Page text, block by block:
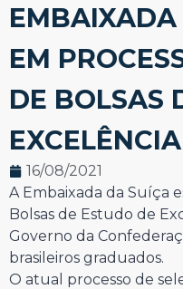
EMBAIXADA
EM
DE BOLSAS
EXCELÊNCIA
16/08/2021
A Embaixada da Suíça
Bolsas de Estudo de
Governo da
brasileiros graduados.
O atual processo de